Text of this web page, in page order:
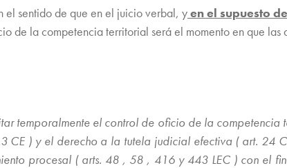
el sentido de que en el juicio verbal, yen el supuesto
de la competencia territorial será el momento en que las
temporalmente el control de oficio de la competencia
CE ) y el derecho a la tutela judicial efectiva ( art. 24
procesal ( arts. 48 , 58 , 416 y 443 LEC ) con el